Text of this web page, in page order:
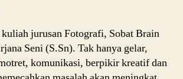
jurusan Fotografi, Sobat Brain
Seni (S.Sn). Tak hanya gelar,
komunikasi, berpikir kreatif dan